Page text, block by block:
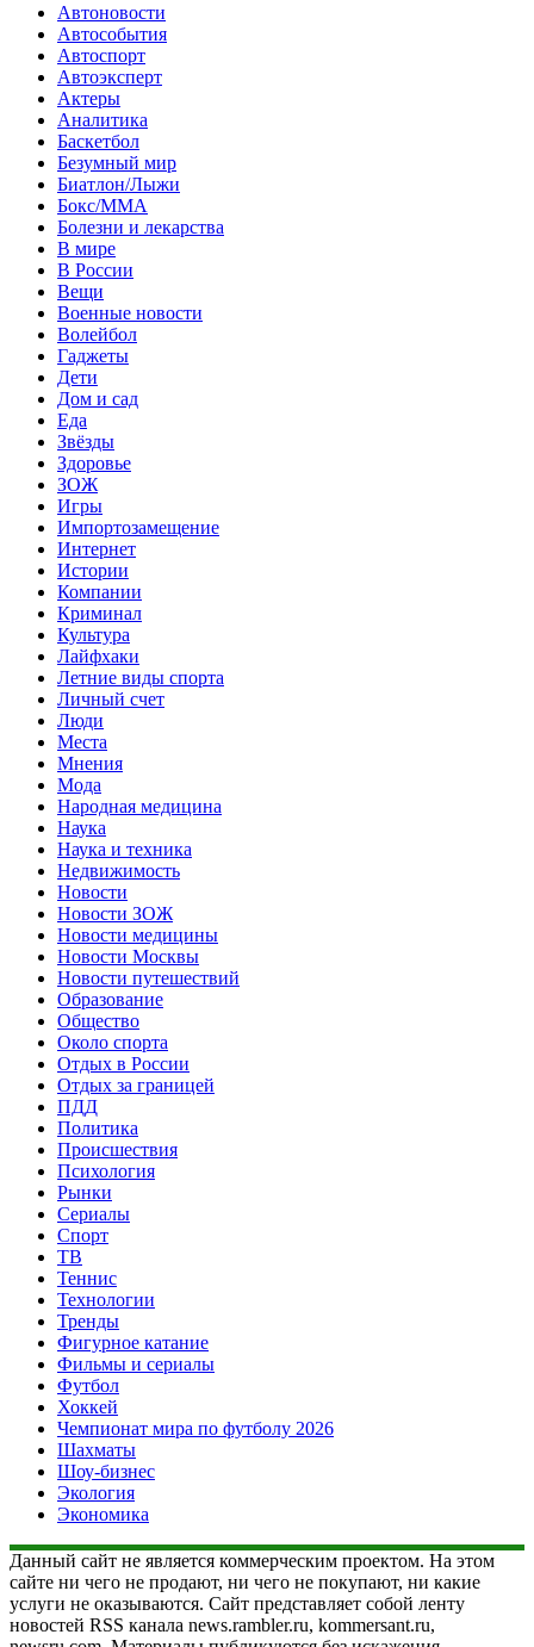
Автоновости
Автособытия
Автоспорт
Автоэксперт
Актеры
Аналитика
Баскетбол
Безумный мир
Биатлон/Лыжи
Бокс/MMA
Болезни и лекарства
В мире
В России
Вещи
Военные новости
Волейбол
Гаджеты
Дети
Дом и сад
Еда
Звёзды
Здоровье
ЗОЖ
Игры
Импортозамещение
Интернет
Истории
Компании
Криминал
Культура
Лайфхаки
Летние виды спорта
Личный счет
Люди
Места
Мнения
Мода
Народная медицина
Наука
Наука и техника
Недвижимость
Новости
Новости ЗОЖ
Новости медицины
Новости Москвы
Новости путешествий
Образование
Общество
Около спорта
Отдых в России
Отдых за границей
ПДД
Политика
Происшествия
Психология
Рынки
Сериалы
Спорт
ТВ
Теннис
Технологии
Тренды
Фигурное катание
Фильмы и сериалы
Футбол
Хоккей
Чемпионат мира по футболу 2026
Шахматы
Шоу-бизнес
Экология
Экономика
Данный сайт не является коммерческим проектом. На этом
сайте ни чего не продают, ни чего не покупают, ни какие
услуги не оказываются. Сайт представляет собой ленту
новостей RSS канала news.rambler.ru, kommersant.ru,